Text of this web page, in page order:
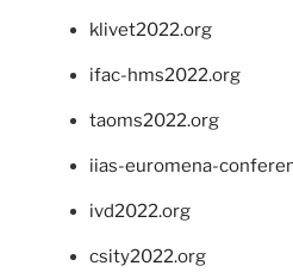
klivet2022.org
ifac-hms2022.org
taoms2022.org
iias-euromena-
ivd2022.org
csity2022.org